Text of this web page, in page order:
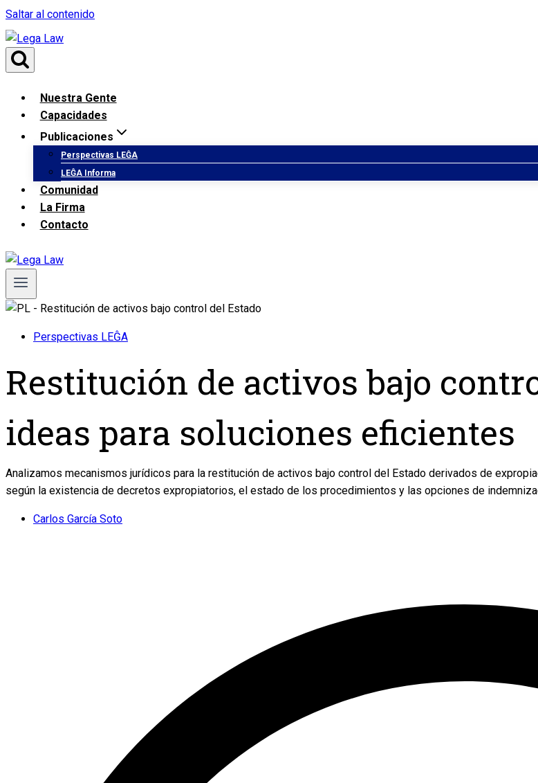
Saltar al contenido
Nuestra Gente
Capacidades
Publicaciones
Perspectivas LEĜA
LEĜA Informa
Comunidad
La Firma
Contacto
Perspectivas LEĜA
Restitución de activos bajo
ideas para soluciones eficientes
Analizamos mecanismos jurídicos para la restitución de activos bajo control del Estado derivados de
según la existencia de decretos expropiatorios, el estado de los procedimientos y las opciones de
Carlos García Soto